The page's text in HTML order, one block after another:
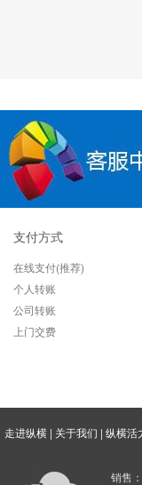
支付方式
在线支付(推荐)
个人转账
公司转账
上门交费
走进纵横 | 关于我们 | 纵横活
销售